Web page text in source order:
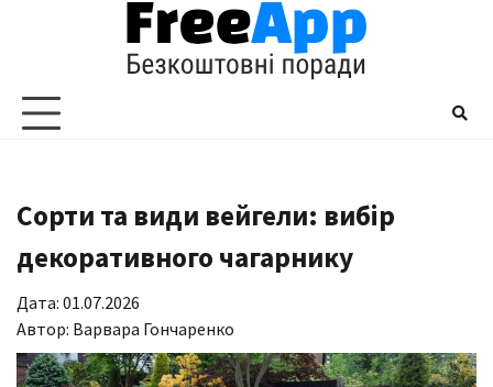
Сорти та види вейгели: вибір
декоративного чагарнику
Дата: 01.07.2026
Автор: Варвара Гончаренко